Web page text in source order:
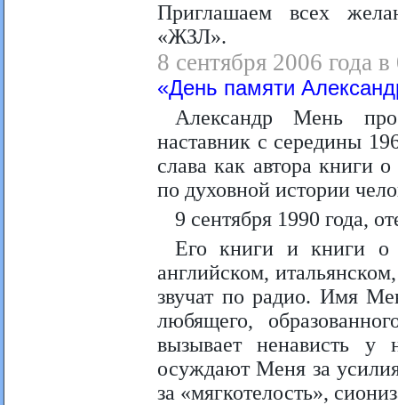
Приглашаем всех
«ЖЗЛ».
8 сентября 2006 года
«День памяти
Александр Мень
наставник с середины
слава как автора книги
по духовной истории
9 сентября 1990 года,
Его книги и книги
английском,
звучат по радио. Имя
любящего,
вызывает ненависть у
осуждают Меня за
за «мягкотелость»,